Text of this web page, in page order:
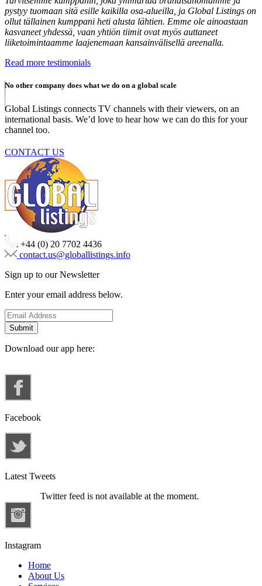
pystyy tuomaan sitä esille kaikilla osa-alueilla, ja Global Listings on
ollut tällainen kumppani heti alusta lähtien. Emme ole ainoastaan
kasvaneet yhdessä, vaan yhtiön tiimit ovat myös auttaneet
liiketoimintaamme laajenemaan kansainvälisellä areenalla.
Read more testimonials
No other company does what we do on a global scale
Global Listings connects TV channels with their viewers, on an
international basis. We’d love to hear how we can do this for your
channel too.
CONTACT US
+44 (0) 20 7702 4436
contact.us@globallistings.info
Sign up to our Newsletter
Enter your email address below.
Download our app here:
Facebook
Latest Tweets
Twitter feed is not available at the moment.
Instagram
Home
About Us